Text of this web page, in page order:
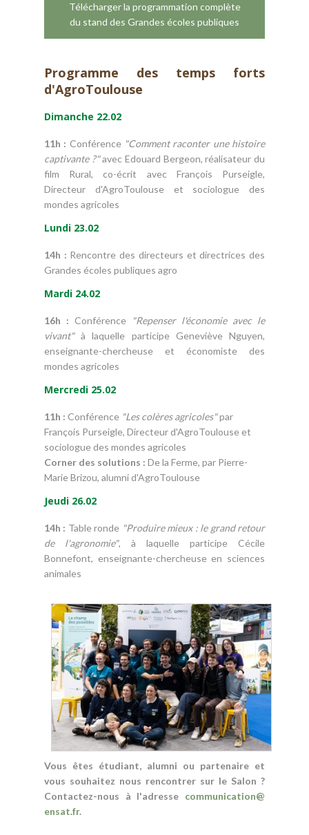
Télécharger la programmation complète
du stand des Grandes écoles publiques
Programme des temps forts
d'AgroToulouse
Dimanche 22.02
11h : Conférence "Comment raconter une histoire
captivante ?"avec Edouard Bergeon, réalisateur du
film Rural, co-écrit avec François Purseigle,
Directeur d'AgroToulouse et sociologue des
mondes agricoles
Lundi 23.02
14h : Rencontre des directeurs et directrices des
Grandes écoles publiques agro
Mardi 24.02
16h : Conférence
"Repenser l'économie avec le
vivant"à laquelle participe Geneviève Nguyen,
enseignante-chercheuse et économiste des
mondes agricoles
Mercredi 25.02
11h : Conférence "Les colères agricoles"par
François Purseigle, Directeur d'AgroToulouse et
sociologue des mondes agricoles
Corner des solutions : De la Ferme, par Pierre-
Marie Brizou, alumni d'AgroToulouse
Jeudi 26.02
14h : Table ronde "Produire mieux : le grand retour
de l'agronomie", à laquelle participe Cécile
Bonnefont, enseignante-chercheuse en sciences
animales
Vous êtes étudiant, alumni ou partenaire et
vous souhaitez nous rencontrer sur le Salon ?
Contactez-nous à l'adresse communication@
ensat.fr.